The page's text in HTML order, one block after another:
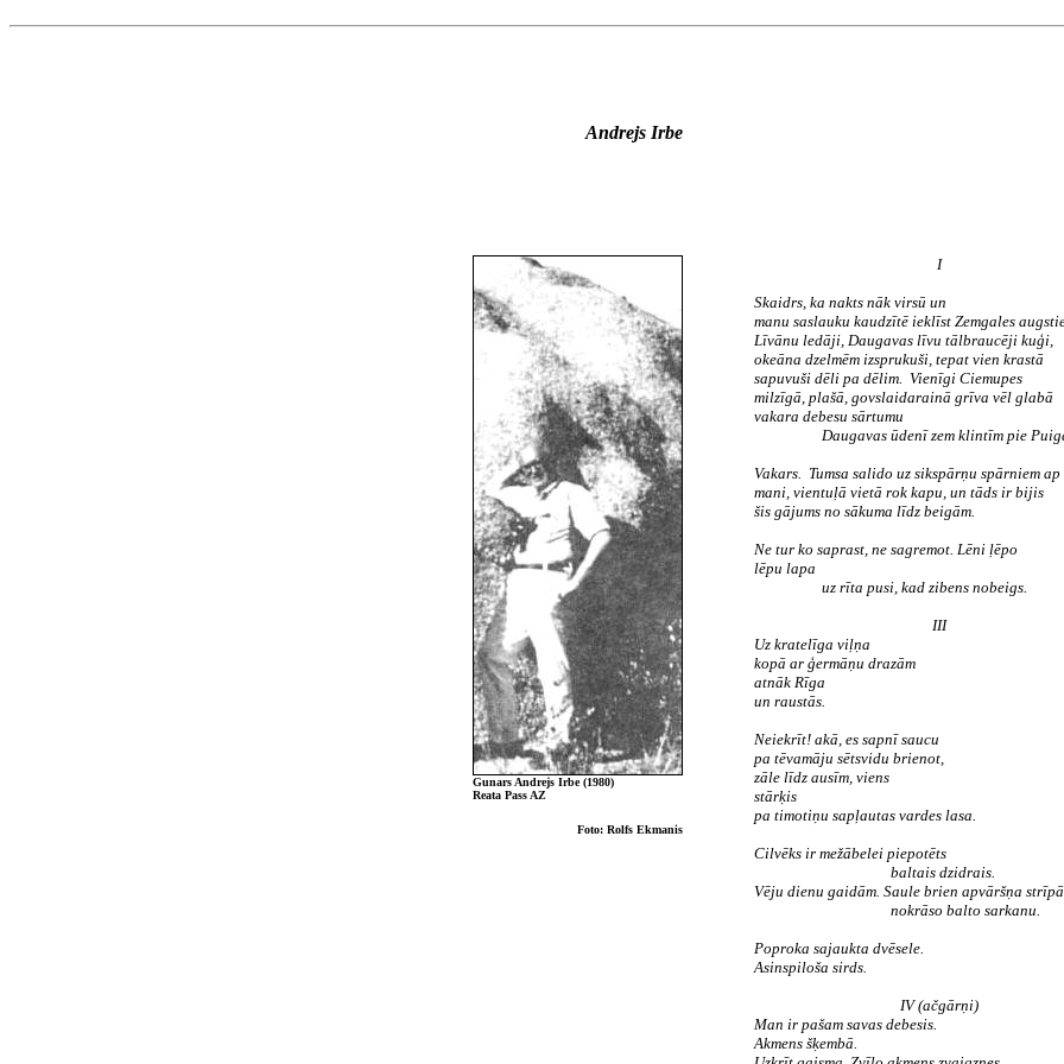
Andrejs Irbe
Gunars Andrejs Irbe (1980)
Reata Pass AZ
Foto: Rolfs Ekmanis
I
Skaidrs, ka nakts nāk virsū un
manu saslauku kaudzītē ieklīst Zemgales
Līvānu ledāji, Daugavas līvu tālbraucēji kuģi,
okeāna dzelmēm izsprukuši, tepat vien krastā
sapuvuši dēli pa dēlim. Vienīgi Ciemupes
milzīgā, plašā, govslaidarainā grīva vēl glabā
vakara debesu sārtumu
Daugavas ūdenī zem klintīm pie
Vakars. Tumsa salido uz sikspārņu spārniem ap
mani, vientuļā vietā rok kapu, un tāds ir bijis
šis gājums no sākuma līdz beigām.
Ne tur ko saprast, ne sagremot. Lēni ļēpo
lēpu lapa
uz rīta pusi, kad zibens nobeigs.
III
Uz kratelīga viļņa
kopā ar ģermāņu drazām
atnāk Rīga
un raustās.
Neiekrīt! akā, es sapnī saucu
pa tēvamāju sētsvidu brienot,
zāle līdz ausīm, viens
stārķis
pa timotiņu sapļautas vardes lasa.
Cilvēks ir mežābelei piepotēts
baltais dzidrais.
Vēju dienu gaidām. Saule brien apvāršņa
nokrāso balto sarkanu.
Poproka sajaukta dvēsele.
Asinspiloša sirds.
IV (ačgārņi)
Man ir pašam savas debesis.
Akmens šķembā.